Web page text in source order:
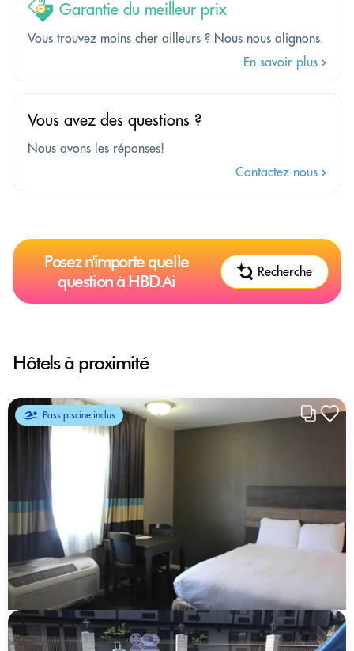
Garantie du meilleur prix
Vous trouvez moins cher ailleurs ? Nous nous alignons.
En savoir plus
Vous avez des questions ?
Nous avons les réponses!
Contactez-nous
Posez n'importe quelle
question à HBD.Ai
Recherche
Hôtels à proximité
Pass piscine inclus